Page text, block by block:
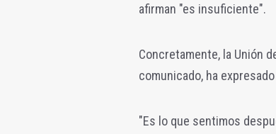
afirman "es insuficiente".
Concretamente, la Unión
comunicado, ha
"Es lo que sentimos